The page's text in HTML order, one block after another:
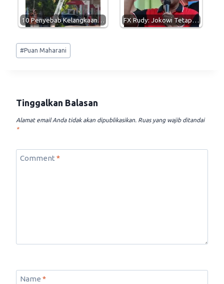
10 Penyebab Kelangkaan… FX Rudy: Jokowi Tetap…
Post
Tags:
#Puan Maharani
Tinggalkan Balasan
Alamat email Anda tidak akan dipublikasikan. Ruas yang wajib ditandai
*
Comment*
Name *